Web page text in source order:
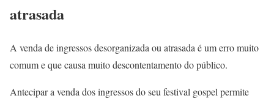
atrasada
A venda de ingressos desorganizada ou atrasada é um erro muito
comum e que causa muito descontentamento do público.
Antecipar a venda dos ingressos do seu festival gospel permite